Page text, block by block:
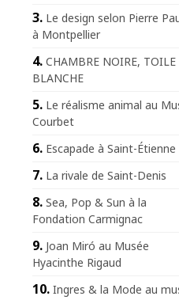
Le design selon Pierre
à Montpellier
CHAMBRE NOIRE, TOILE
BLANCHE
Le réalisme animal au
Courbet
Escapade à Saint-Étienne
La rivale de Saint-Denis
Sea, Pop & Sun à la
Fondation Carmignac
Joan Miró au Musée
Hyacinthe Rigaud
Ingres & la Mode au